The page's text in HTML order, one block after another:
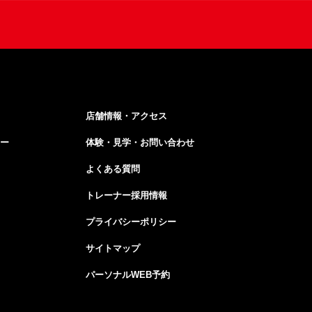
店舗情報・アクセス
体験・見学・お問い合わせ
よくある質問
トレーナー採用情報
プライバシーポリシー
サイトマップ
パーソナルWEB予約